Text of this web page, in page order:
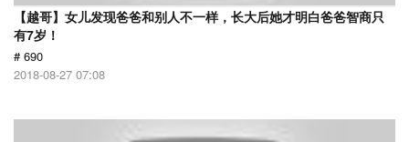
【越哥】女儿发现爸爸和别人不一样，长大后她才明白爸爸智商只
有7岁！
# 690
2018-08-27 07:08